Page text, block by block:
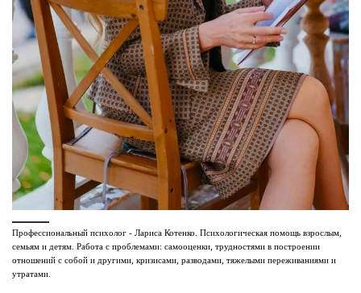
Профессиональный психолог - Лариса Котенко. Психологическая помощь взрослым,
семьям и детям. Работа с проблемами: самооценки, трудностями в построении
отношений с собой и другими, кризисами, разводами, тяжелыми переживаниями и
утратами.